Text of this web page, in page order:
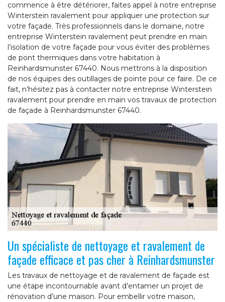
commence à être détériorer, faites appel à notre entreprise
Winterstein ravalement pour appliquer une protection sur
votre façade. Très professionnels dans le domaine, notre
entreprise Winterstein ravalement peut prendre en main
l’isolation de votre façade pour vous éviter des problèmes
de pont thermiques dans votre habitation à
Reinhardsmunster 67440. Nous mettrons à la disposition
de nos équipes des outillages de pointe pour ce faire. De ce
fait, n’hésitez pas à contacter notre entreprise Winterstein
ravalement pour prendre en main vos travaux de protection
de façade à Reinhardsmunster 67440.
Un spécialiste de nettoyage et ravalement de
façade efficace et pas cher à Reinhardsmunster
Les travaux de nettoyage et de ravalement de façade est
une étape incontournable avant d’entamer un projet de
rénovation d’une maison. Pour embellir votre maison,